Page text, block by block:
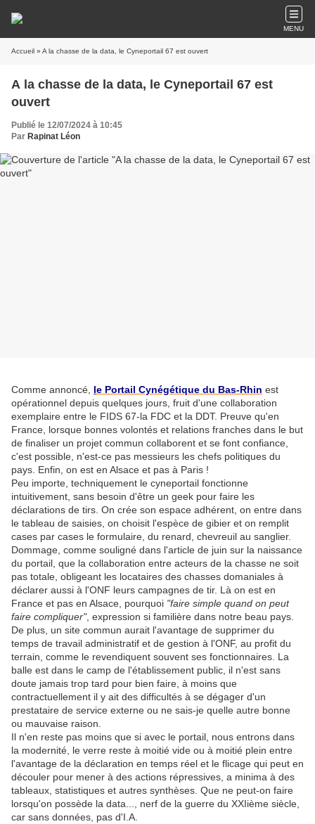
MENU
Accueil » A la chasse de la data, le Cyneportail 67 est ouvert
A la chasse de la data, le Cyneportail 67 est
ouvert
Publié le 12/07/2024 à 10:45
Par Rapinat Léon
Comme annoncé, le Portail Cynégétique du Bas-Rhin est
opérationnel depuis quelques jours, fruit d'une collaboration
exemplaire entre le FIDS 67-la FDC et la DDT. Preuve qu'en
France, lorsque bonnes volontés et relations franches dans le but
de finaliser un projet commun collaborent et se font confiance,
c'est possible, n'est-ce pas messieurs les chefs politiques du
pays. Enfin, on est en Alsace et pas à Paris !
Peu importe, techniquement le cyneportail fonctionne
intuitivement, sans besoin d'être un geek pour faire les
déclarations de tirs. On crée son espace adhérent, on entre dans
le tableau de saisies, on choisit l'espèce de gibier et on remplit
cases par cases le formulaire, du renard, chevreuil au sanglier.
Dommage, comme souligné dans l'article de juin sur la naissance
du portail, que la collaboration entre acteurs de la chasse ne soit
pas totale, obligeant les locataires des chasses domaniales à
déclarer aussi à l'ONF leurs campagnes de tir. Là on est en
France et pas en Alsace, pourquoi "faire simple quand on peut
faire compliquer", expression si familière dans notre beau pays.
De plus, un site commun aurait l'avantage de supprimer du
temps de travail administratif et de gestion à l'ONF, au profit du
terrain, comme le revendiquent souvent ses fonctionnaires. La
balle est dans le camp de l'établissement public, il n'est sans
doute jamais trop tard pour bien faire, à moins que
contractuellement il y ait des difficultés à se dégager d'un
prestataire de service externe ou ne sais-je quelle autre bonne
ou mauvaise raison.
Il n'en reste pas moins que si avec le portail, nous entrons dans
la modernité, le verre reste à moitié vide ou à moitié plein entre
l'avantage de la déclaration en temps réel et le flicage qui peut en
découler pour mener à des actions répressives, a minima à des
tableaux, statistiques et autres synthèses. Que ne peut-on faire
lorsqu'on possède la data..., nerf de la guerre du XXIième siècle,
car sans données, pas d'I.A.